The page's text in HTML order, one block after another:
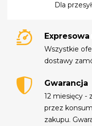
Dla
Wszystkie
dostawy
Gwarancja
12 miesięcy -
przez
zakupu.